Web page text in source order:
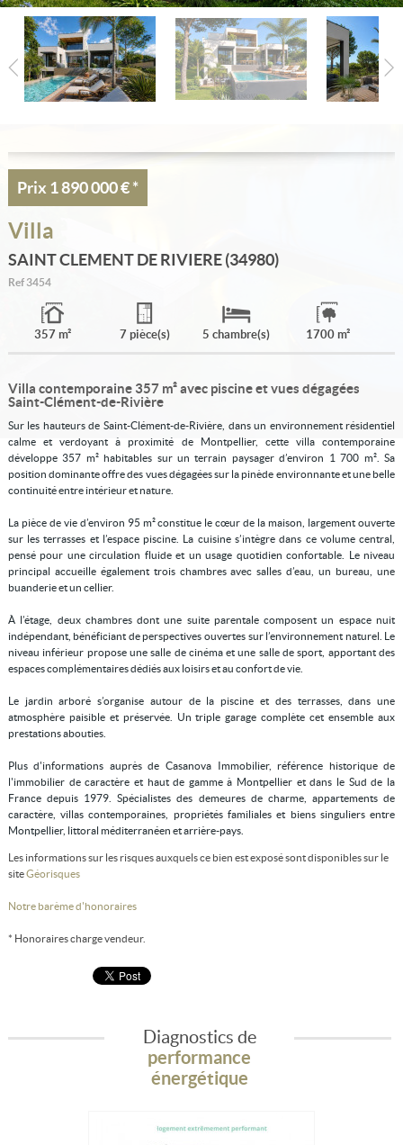
Créer une alerte
Ma sélection
Contact
Prix 1 890 000 €*
Villa
SAINT CLEMENT DE RIVIERE (34980)
Ref 3454
357 m² 7 pièce(s) 5 chambre(s) 1700 m²
Villa contemporaine 357 m² avec piscine et vues dégagées
Saint-Clément-de-Rivière
Sur les hauteurs de Saint-Clément-de-Rivière, dans un environnement résidentiel
calme et verdoyant à proximité de Montpellier, cette villa contemporaine
développe 357 m² habitables sur un terrain paysager d’environ 1 700 m². Sa
position dominante offre des vues dégagées sur la pinède environnante et une belle
continuité entre intérieur et nature.
La pièce de vie d’environ 95 m² constitue le cœur de la maison, largement ouverte
sur les terrasses et l’espace piscine. La cuisine s’intègre dans ce volume central,
pensé pour une circulation fluide et un usage quotidien confortable. Le niveau
principal accueille également trois chambres avec salles d’eau, un bureau, une
buanderie et un cellier.
À l’étage, deux chambres dont une suite parentale composent un espace nuit
indépendant, bénéficiant de perspectives ouvertes sur l’environnement naturel. Le
niveau inférieur propose une salle de cinéma et une salle de sport, apportant des
espaces complémentaires dédiés aux loisirs et au confort de vie.
Le jardin arboré s’organise autour de la piscine et des terrasses, dans une
atmosphère paisible et préservée. Un triple garage complète cet ensemble aux
prestations abouties.
Plus d'informations auprès de Casanova Immobilier, référence historique de
l'immobilier de caractère et haut de gamme à Montpellier et dans le Sud de la
France depuis 1979. Spécialistes des demeures de charme, appartements de
caractère, villas contemporaines, propriétés familiales et biens singuliers entre
Montpellier, littoral méditerranéen et arrière-pays.
Les informations sur les risques auxquels ce bien est exposé sont disponibles sur le
siteGéorisques
Notre barème d'honoraires
* Honoraires charge vendeur.
Diagnostics de
performance
énergétique